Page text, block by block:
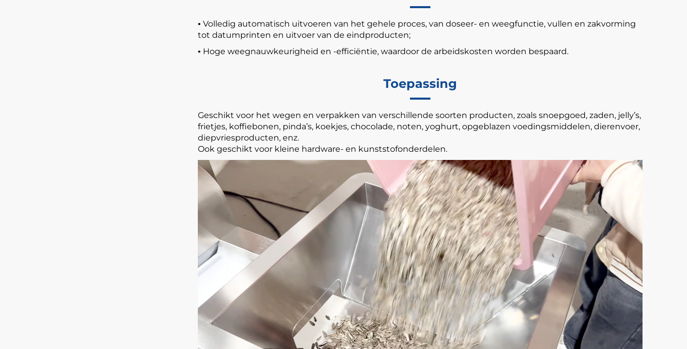
• Volledig automatisch uitvoeren van het gehele proces, van doseer- en weegfunctie, vullen en zakvorming
tot datumprinten en uitvoer van de eindproducten;
• Hoge weegnauwkeurigheid en -efficiëntie, waardoor de arbeidskosten worden bespaard.
Toepassing
Geschikt voor het wegen en verpakken van verschillende soorten producten, zoals snoepgoed, zaden, jelly’s,
frietjes, koffiebonen, pinda’s, koekjes, chocolade, noten, yoghurt, opgeblazen voedingsmiddelen, dierenvoer,
diepvriesproducten, enz.
Ook geschikt voor kleine hardware- en kunststofonderdelen.